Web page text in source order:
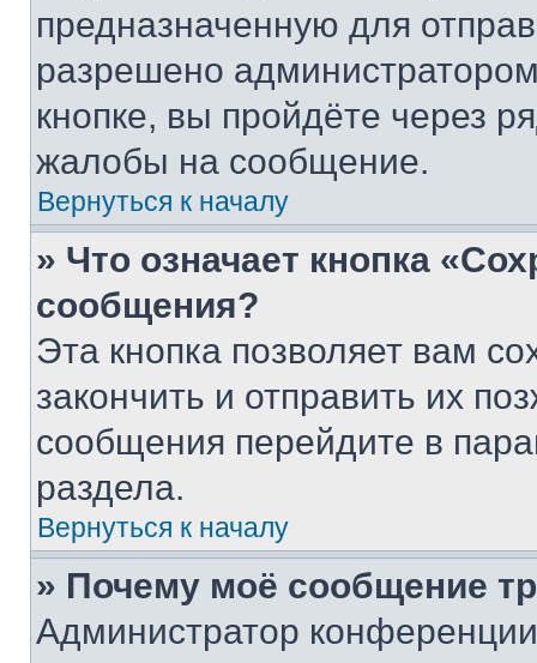
предназначенную для
разрешено
кнопке, вы пройдёте через
жалобы на сообщение.
Вернуться к началу
» Что означает кнопка
сообщения?
Эта кнопка позволяет вам
закончить и отправить их
сообщения перейдите в
раздела.
Вернуться к началу
» Почему моё сообщение
Администратор